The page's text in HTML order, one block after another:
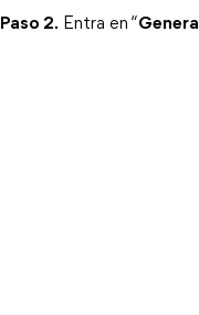
Paso 2. Entra en “General